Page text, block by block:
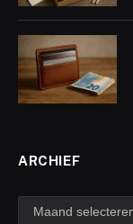
ARCHIEF
archief